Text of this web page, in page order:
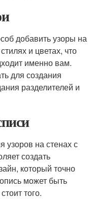
добавить узоры на
и цветах, что
именно вам.
для создания
разделителей и
узоров на стенах с
создать
который точно
может быть
того.